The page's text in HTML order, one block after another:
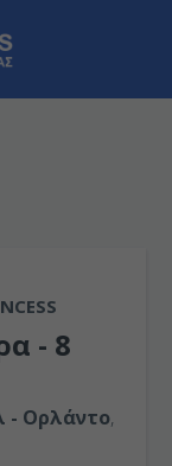
- 8
- Ορλάντο,